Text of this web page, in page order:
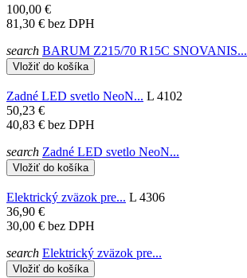
100,00 €
81,30 € bez DPH
search BARUM Z215/70 R15C SNOVANIS...
Vložiť do košíka
Zadné LED svetlo NeoN... L 4102
50,23 €
40,83 € bez DPH
search Zadné LED svetlo NeoN...
Vložiť do košíka
Elektrický zväzok pre... L 4306
36,90 €
30,00 € bez DPH
search Elektrický zväzok pre...
Vložiť do košíka